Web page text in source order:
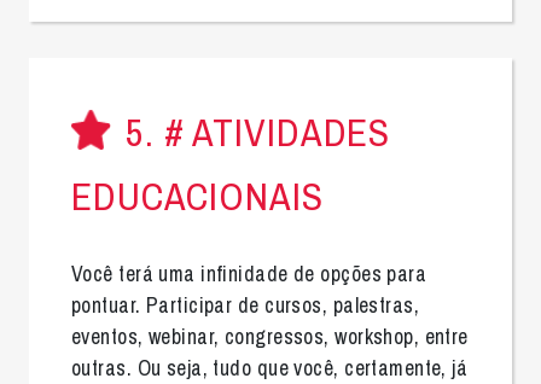
5. # ATIVIDADES
EDUCACIONAIS
Você terá uma infinidade de opções para
pontuar. Participar de cursos, palestras,
eventos, webinar, congressos, workshop, entre
outras. Ou seja, tudo que você, certamente, já